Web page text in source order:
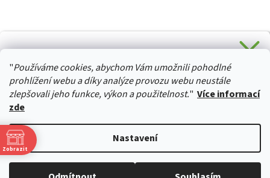
"Používáme cookies, abychom Vám umožnili pohodlné
prohlížení webu a díky analýze provozu webu neustále
zlepšovali jeho funkce, výkon a použitelnost." Více informací
zde
Nastavení
HURTTA-COLLECTION.CZ
Copyright 2026izviratka.cz. Všechna práva vyhrazena.Upravit
Zobrazit
Stačí se přihlásit k odběru novinek z našeho obchodu a je
Vaše :)
Ano, chci se přihlásit
Zásady zpracování osobních údajů